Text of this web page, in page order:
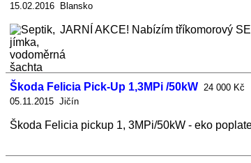
15.02.2016 Blansko
JARNÍ AKCE! Nabízím tříkomorový
Škoda Felicia Pick-Up 1,3MPi /50kW 24 000 Kč
05.11.2015 Jičín
Škoda Felicia pickup 1, 3MPi/50kW - eko